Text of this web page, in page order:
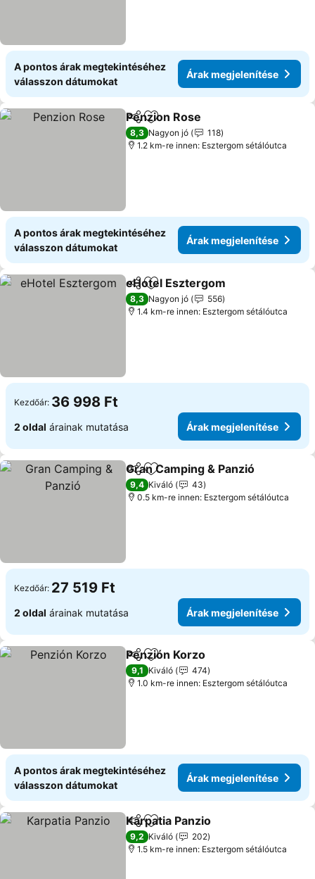
A pontos árak megtekintéséhez
válasszon dátumokat
Árak megjelenítése
Megosztás
Hozzáadás a kedvencekhez
Penzion Rose
8,3 Nagyon jó
118
1.2 km-re innen: Esztergom sétálóutca
A pontos árak megtekintéséhez
válasszon dátumokat
Árak megjelenítése
Megosztás
Hozzáadás a kedvencekhez
eHotel Esztergom
8,3 Nagyon jó
556
1.4 km-re innen: Esztergom sétálóutca
Kezdőár: 36 998 Ft
2 oldal árainak mutatása Árak megjelenítése
Megosztás
Hozzáadás a kedvencekhez
Gran Camping & Panzió
9,4 Kiváló
43
0.5 km-re innen: Esztergom sétálóutca
Kezdőár: 27 519 Ft
2 oldal árainak mutatása Árak megjelenítése
Megosztás
Hozzáadás a kedvencekhez
Penzión Korzo
9,1 Kiváló
474
1.0 km-re innen: Esztergom sétálóutca
A pontos árak megtekintéséhez
válasszon dátumokat
Árak megjelenítése
Megosztás
Hozzáadás a kedvencekhez
Karpatia Panzio
9,2 Kiváló
202
1.5 km-re innen: Esztergom sétálóutca